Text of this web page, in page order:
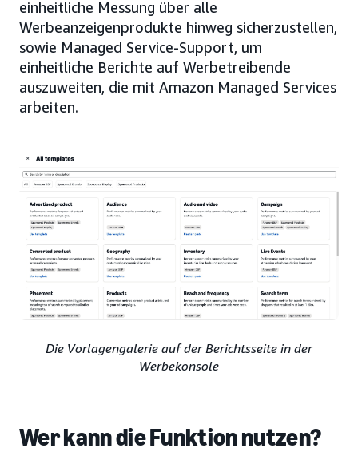
einheitliche Messung über alle
Werbeanzeigenprodukte hinweg sicherzustellen,
sowie Managed Service-Support, um
einheitliche Berichte auf Werbetreibende
auszuweiten, die mit Amazon Managed Services
arbeiten.
Die Vorlagengalerie auf der Berichtsseite in der
Werbekonsole
Wer kann die Funktion nutzen?